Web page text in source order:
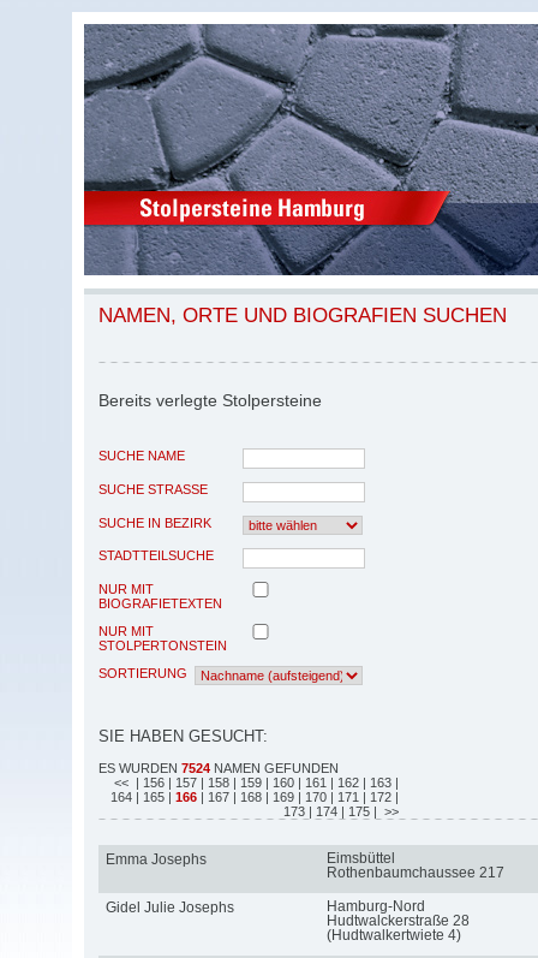
NAMEN, ORTE UND BIOGRAFIEN SUCHEN
Bereits verlegte Stolpersteine
SUCHE NAME
SUCHE STRASSE
SUCHE IN BEZIRK
STADTTEILSUCHE
NUR MIT
BIOGRAFIETEXTEN
NUR MIT
STOLPERTONSTEIN
SORTIERUNG
SIE HABEN GESUCHT:
ES WURDEN 7524 NAMEN GEFUNDEN
<< | 156 | 157 | 158 | 159 | 160 | 161 | 162 | 163 |
164 | 165 | 166 | 167 | 168 | 169 | 170 | 171 | 172 |
173 | 174 | 175 | >>
Emma Josephs
Eimsbüttel
Rothenbaumchaussee 217
Gidel Julie Josephs
Hamburg-Nord
Hudtwalckerstraße 28
(Hudtwalkertwiete 4)